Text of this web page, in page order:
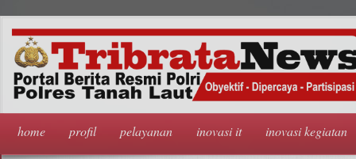
home profil pelayanan inovasi it inovasi kegiatan